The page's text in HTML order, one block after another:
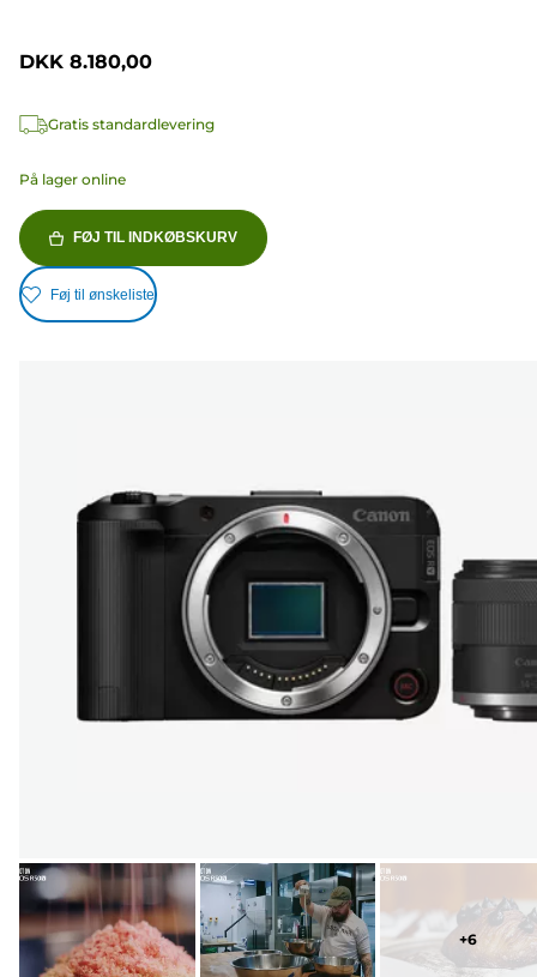
DKK 8.180,00
Gratis standardlevering
På lager online
FØJ TIL INDKØBSKURV
Føj til ønskeliste
+6